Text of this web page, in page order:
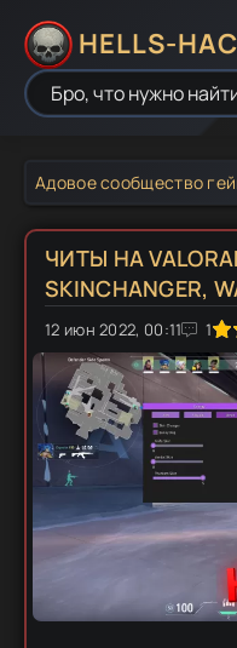
HELLS-
Адовое сообщество
ЧИТЫ НА
SKINCHANGER,
12 июн 2022, 00:11 1
1 2 3 4 5